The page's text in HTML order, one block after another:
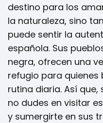
destino para los
la naturaleza, sino
puede sentir la
española. Sus
negra, ofrecen una
refugio para quienes
rutina diaria. Así
no dudes en visitar
y sumergirte en sus